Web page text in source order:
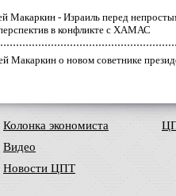
Макаркин - Израиль перед
в конфликте с ХАМАС
Макаркин о новом советнике
Колонка экономиста
Видео
Новости ЦПТ